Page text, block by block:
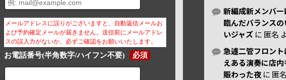
メールアドレスに誤りがございますと、自動返信メールお
よび予約確定メールが届きません。送信前にメールアドレ
スの誤入力がないか、必ずご確認をお願いいたします。
お電話番号(半角数字/ハイフン不要) 必須
新編成新メンバ
臨んだバランス
いジャズ に 匿名
急遽二管フロン
えある演奏に店
賑わった夜 に 匿名